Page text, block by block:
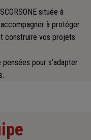
située à
à protéger
construire vos projets
pensées pour s’adapter